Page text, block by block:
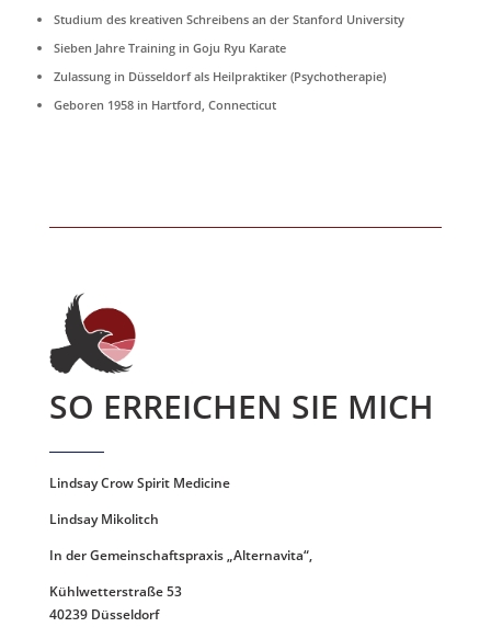
Studium des kreativen Schreibens an der Stanford University
Sieben Jahre Training in Goju Ryu Karate
Zulassung in Düsseldorf als Heilpraktiker (Psychotherapie)
Geboren 1958 in Hartford, Connecticut
SO ERREICHEN SIE MICH
Lindsay Crow Spirit Medicine
Lindsay Mikolitch
In der Gemeinschaftspraxis „Alternavita“,
Kühlwetterstraße 53
40239 Düsseldorf